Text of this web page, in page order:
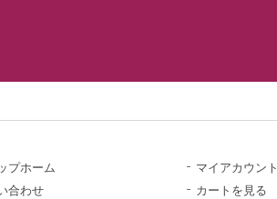
プホーム
合わせ
マイアカウント
カートを見る